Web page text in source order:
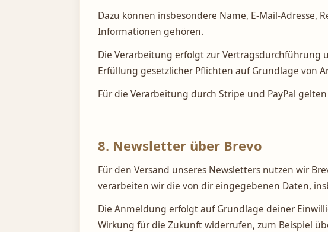
Dazu können insbesondere Name, E-Mail-
Informationen gehören.
Die Verarbeitung erfolgt zur Vertragsdurchführung
Erfüllung gesetzlicher Pflichten auf Grundlage von
Für die Verarbeitung durch Stripe und PayPal
8. Newsletter über Brevo
Für den Versand unseres Newsletters nutzen wir
verarbeiten wir die von dir eingegebenen Daten,
Die Anmeldung erfolgt auf Grundlage deiner
Wirkung für die Zukunft widerrufen, zum Beispiel